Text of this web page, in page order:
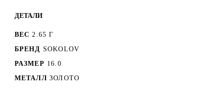
ДЕТАЛИ
ВЕС 2.65 Г
БРЕНД SOKOLOV
РАЗМЕР 16.0
МЕТАЛЛ ЗОЛОТО